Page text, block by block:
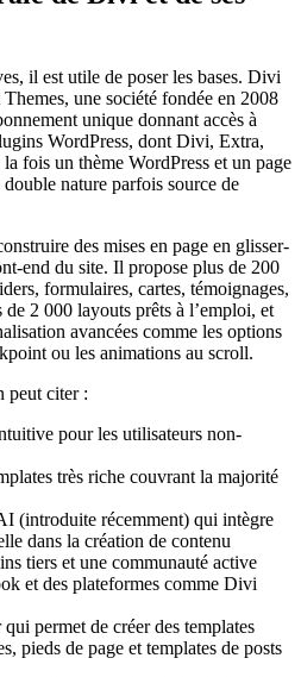
il est utile de poser les bases. Divi
une société fondée en 2008
unique donnant accès à
WordPress, dont Divi, Extra,
fois un thème WordPress et un page
nature parfois source de
des mises en page en glisser-
end du site. Il propose plus de 200
formulaires, cartes, témoignages,
2 000 layouts prêts à l’emploi, et
avancées comme les options
ou les animations au scroll.
peut citer :
pour les utilisateurs non-
très riche couvrant la majorité
(introduite récemment) qui intègre
dans la création de contenu
tiers et une communauté active
et des plateformes comme Divi
permet de créer des templates
pieds de page et templates de posts